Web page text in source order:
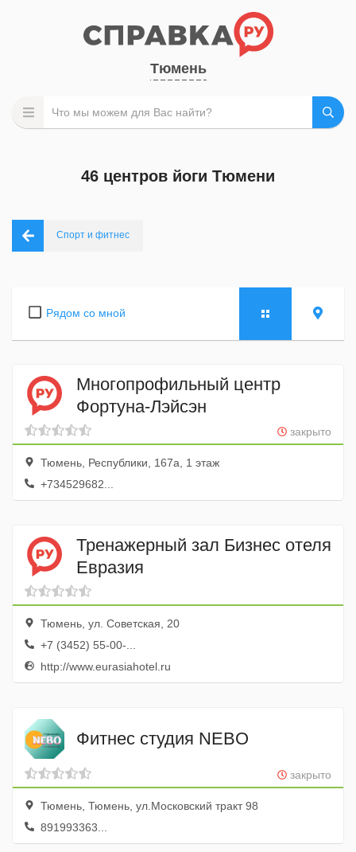
Тюмень
46 центров йоги Тюмени
Спорт и фитнес
Рядом со мной
Многопрофильный центр
Фортуна-Лэйсэн
закрыто
Тюмень, Республики, 167а, 1 этаж
+734529682...
Тренажерный зал Бизнес отеля
Евразия
Тюмень, ул. Советская, 20
+7 (3452) 55-00-...
http://www.eurasiahotel.ru
Фитнес студия NEBO
закрыто
Тюмень, Тюмень, ул.Московский тракт 98
891993363...